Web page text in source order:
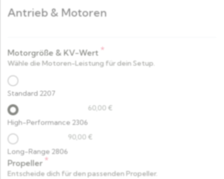
Antrieb & Motoren
Motorgröße & KV-Wert *
Wähle die Motoren-Leistung für dein Setup.
Standard 2207
High-Performance 2306
60,00 €
Long-Range 2806
90,00 €
Propeller *
Entscheide dich für den passenden Propeller.